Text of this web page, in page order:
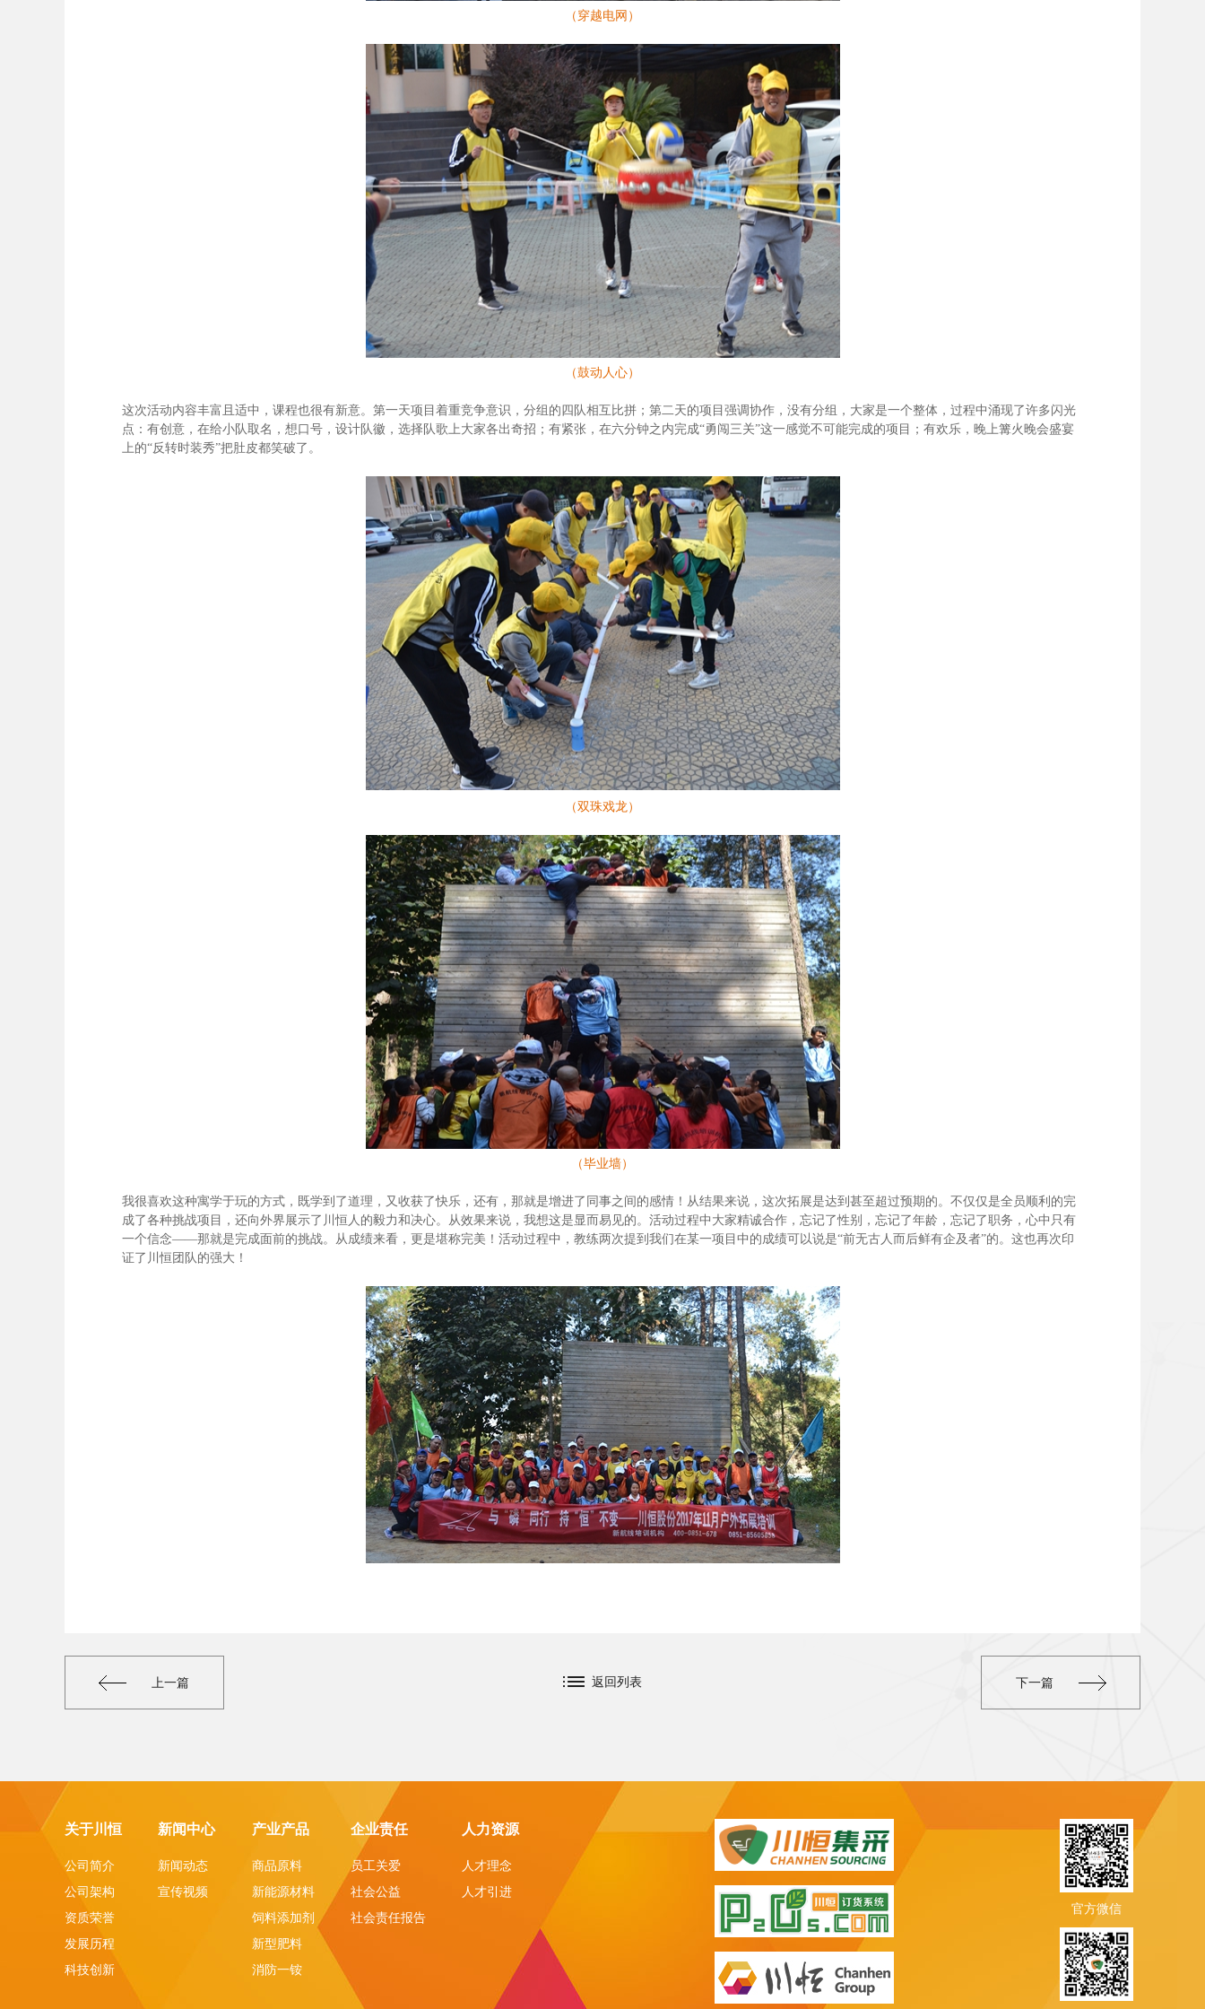
（穿越电网）
（鼓动人心）
这次活动内容丰富且适中，课程也很有新意。第一天项目着重竞争意识，分组的四队相互比拼；第二天的项目强调协作，没有分组，大家是一个整体，过程中涌现了许多闪光
点：有创意，在给小队取名，想口号，设计队徽，选择队歌上大家各出奇招；有紧张，在六分钟之内完成“勇闯三关”这一感觉不可能完成的项目；有欢乐，晚上篝火晚会盛宴
上的“反转时装秀”把肚皮都笑破了。
（双珠戏龙）
（毕业墙）
我很喜欢这种寓学于玩的方式，既学到了道理，又收获了快乐，还有，那就是增进了同事之间的感情！从结果来说，这次拓展是达到甚至超过预期的。不仅仅是全员顺利的完
成了各种挑战项目，还向外界展示了川恒人的毅力和决心。从效果来说，我想这是显而易见的。活动过程中大家精诚合作，忘记了性别，忘记了年龄，忘记了职务，心中只有
一个信念——那就是完成面前的挑战。从成绩来看，更是堪称完美！活动过程中，教练两次提到我们在某一项目中的成绩可以说是“前无古人而后鲜有企及者”的。这也再次印
证了川恒团队的强大！
上一篇 下一篇
返回列表
关于川恒
公司简介
公司架构
资质荣誉
发展历程
科技创新
新闻中心
新闻动态
宣传视频
产业产品
商品原料
新能源材料
饲料添加剂
新型肥料
消防一铵
企业责任
员工关爱
社会公益
社会责任报告
人力资源
人才理念
人才引进
官方微信